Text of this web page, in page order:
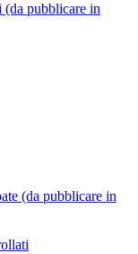
pubblicare in
(da pubblicare in